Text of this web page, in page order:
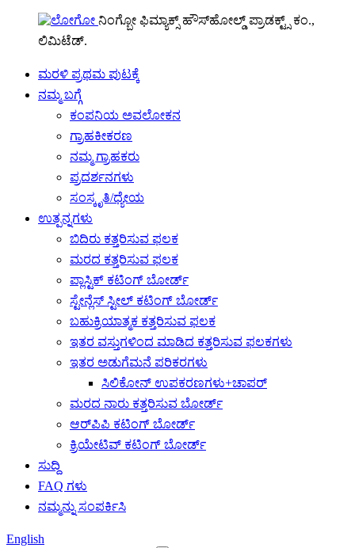
ನಿಂಗ್ಬೋ ಫಿಮ್ಯಾಕ್ಸ್ ಹೌಸ್‌ಹೋಲ್ಡ್ ಪ್ರಾಡಕ್ಟ್ಸ್ ಕಂ.,
ಲಿಮಿಟೆಡ್.
ಮರಳಿ ಪ್ರಥಮ ಪುಟಕ್ಕೆ
ನಮ್ಮ ಬಗ್ಗೆ
ಕಂಪನಿಯ ಅವಲೋಕನ
ಗ್ರಾಹಕೀಕರಣ
ನಮ್ಮ ಗ್ರಾಹಕರು
ಪ್ರದರ್ಶನಗಳು
ಸಂಸ್ಕೃತಿ/ಧ್ಯೇಯ
ಉತ್ಪನ್ನಗಳು
ಬಿದಿರು ಕತ್ತರಿಸುವ ಫಲಕ
ಮರದ ಕತ್ತರಿಸುವ ಫಲಕ
ಪ್ಲಾಸ್ಟಿಕ್ ಕಟಿಂಗ್ ಬೋರ್ಡ್
ಸ್ಟೇನ್ಲೆಸ್ ಸ್ಟೀಲ್ ಕಟಿಂಗ್ ಬೋರ್ಡ್
ಬಹುಕ್ರಿಯಾತ್ಮಕ ಕತ್ತರಿಸುವ ಫಲಕ
ಇತರ ವಸ್ತುಗಳಿಂದ ಮಾಡಿದ ಕತ್ತರಿಸುವ ಫಲಕಗಳು
ಇತರ ಅಡುಗೆಮನೆ ಪರಿಕರಗಳು
ಸಿಲಿಕೋನ್ ಉಪಕರಣಗಳು+ಚಾಪರ್
ಮರದ ನಾರು ಕತ್ತರಿಸುವ ಬೋರ್ಡ್
ಆರ್‌ಪಿಪಿ ಕಟಿಂಗ್ ಬೋರ್ಡ್
ಕ್ರಿಯೇಟಿವ್ ಕಟಿಂಗ್ ಬೋರ್ಡ್
ಸುದ್ದಿ
FAQ ಗಳು
ನಮ್ಮನ್ನು ಸಂಪರ್ಕಿಸಿ
English